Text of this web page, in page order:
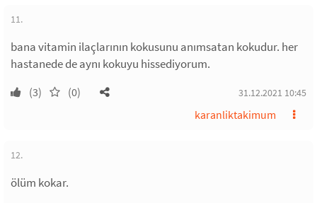
11.
bana vitamin ilaçlarının kokusunu anımsatan kokudur. her
hastanede de aynı kokuyu hissediyorum.
(3) (0) 31.12.2021 10:45
karanliktakimum
12.
ölüm kokar.